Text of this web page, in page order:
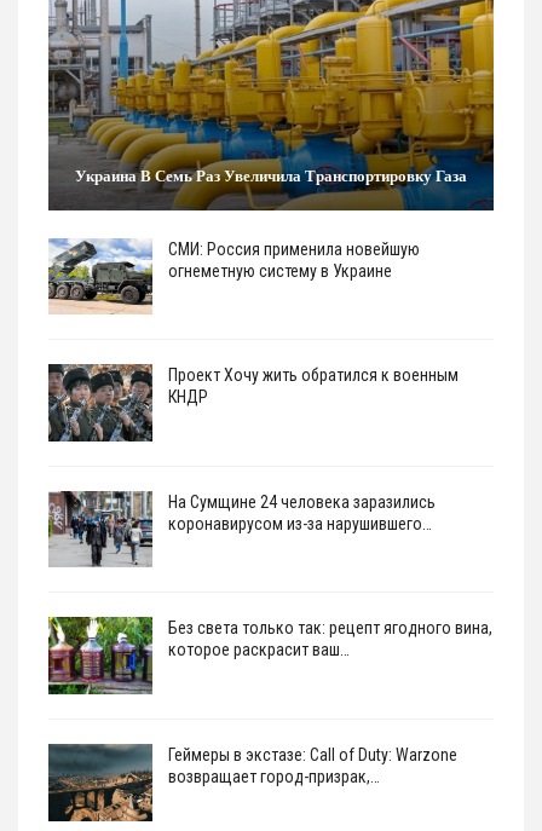
Украина В Семь Раз Увеличила Транспортировку Газа
СМИ: Россия применила новейшую
огнеметную систему в Украине
Проект Хочу жить обратился к военным
КНДР
На Сумщине 24 человека заразились
коронавирусом из-за нарушившего…
Без света только так: рецепт ягодного вина,
которое раскрасит ваш…
Геймеры в экстазе: Call of Duty: Warzone
возвращает город-призрак,…